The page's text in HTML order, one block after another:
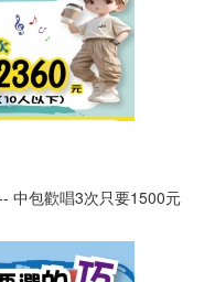
中包歡唱3次只要1500元